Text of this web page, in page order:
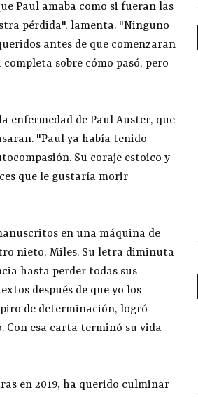
Paul amaba como si fueran las
pérdida", lamenta. "Ninguno
antes de que comenzaran
sobre cómo pasó, pero
enfermedad de Paul Auster, que
"Paul ya había tenido
Su coraje estoico y
que le gustaría morir
en una máquina de
nieto, Miles. Su letra diminuta
hasta perder todas sus
después de que yo los
de determinación, logró
esa carta terminó su vida
en 2019, ha querido culminar